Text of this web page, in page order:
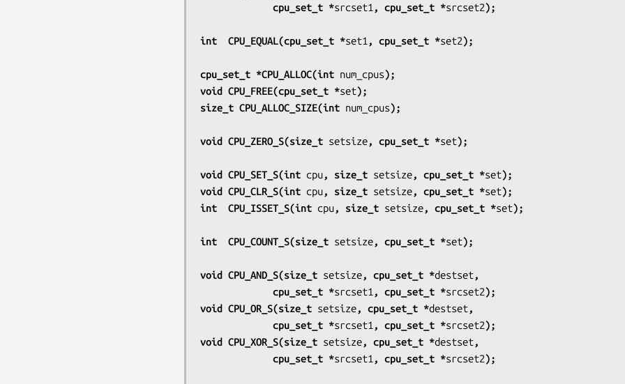
             cpu_set_t *
srcset1 , cpu_set_t *srcset2);
int  CPU_EQUAL(cpu_set_t *set1 , cpu_set_t *set2);
cpu_set_t *CPU_ALLOC(int num_cpus);
void CPU_FREE(cpu_set_t *set);
size_t CPU_ALLOC_SIZE(int num_cpus);
void CPU_ZERO_S(size_t setsize, cpu_set_t *set);
void CPU_SET_S(int cpu, size_t setsize, cpu_set_t *set);
void CPU_CLR_S(int cpu, size_t setsize, cpu_set_t *set);
int  CPU_ISSET_S(int cpu, size_t setsize, cpu_set_t *set);
int  CPU_COUNT_S(size_t setsize, cpu_set_t *set);
void CPU_AND_S(size_t setsize, cpu_set_t *destset,
             cpu_set_t *
srcset1 , cpu_set_t *srcset2);
void CPU_OR_S(size_t setsize, cpu_set_t *destset,
             cpu_set_t *
srcset1 , cpu_set_t *srcset2);
void CPU_XOR_S(size_t setsize, cpu_set_t *destset,
             cpu_set_t *
srcset1 , cpu_set_t *srcset2);